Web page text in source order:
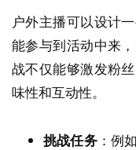
户外主播可以设计
能参与到活动中来
战不仅能够激发粉
味性和互动性。
挑战任务：例